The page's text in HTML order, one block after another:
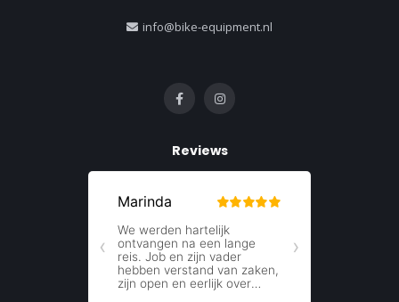
info@bike-equipment.nl
Reviews